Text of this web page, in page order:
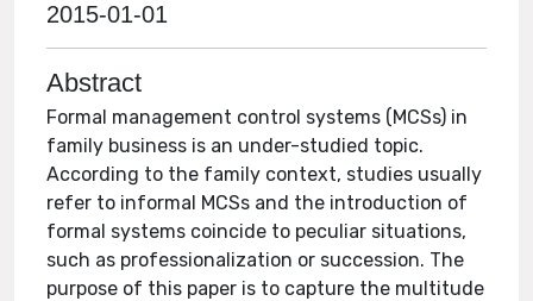
2015-01-01
Abstract
Formal management control systems (MCSs) in
family business is an under-studied topic.
According to the family context, studies usually
refer to informal MCSs and the introduction of
formal systems coincide to peculiar situations,
such as professionalization or succession. The
purpose of this paper is to capture the multitude